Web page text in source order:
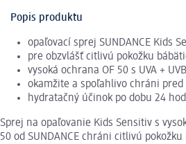
Popis produktu
opaľovací sprej SUNDANCE Kids
pre obzvlášť citlivú pokožku
vysoká ochrana OF 50 s UVA +
okamžite a spoľahlivo chráni
hydratačný účinok po dobu 24
Sprej na opaľovanie Kids Sensitiv s
50 od SUNDANCE chráni citlivú pokožku